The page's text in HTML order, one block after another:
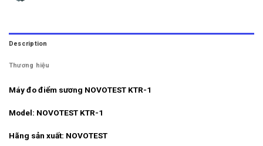
Description
Thương hiệu
Máy đo điểm sương NOVOTEST KTR-1
Model: NOVOTEST KTR-1
Hãng sản xuất: NOVOTEST